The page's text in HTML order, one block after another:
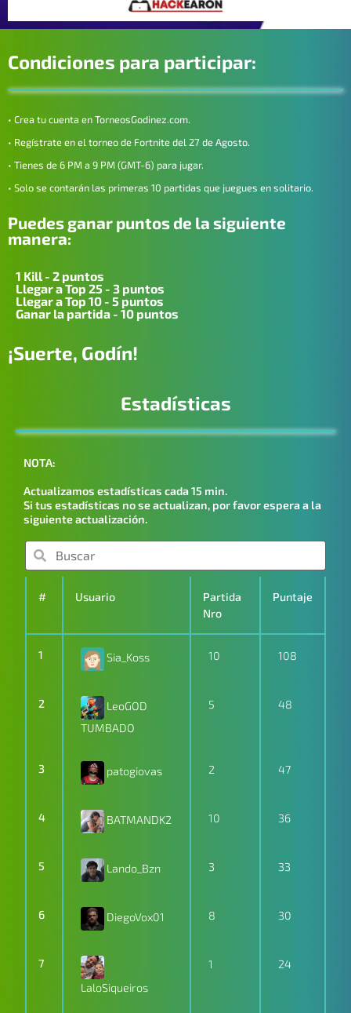
Condiciones para participar:
• Crea tu cuenta en TorneosGodinez.com.
• Regístrate en el torneo de Fortnite del 27 de Agosto.
• Tienes de 6 PM a 9 PM (GMT-6) para jugar.
• Solo se contarán las primeras 10 partidas que juegues en solitario.
Puedes ganar puntos de la siguiente
manera:
1 Kill - 2 puntos
Llegar a Top 25 - 3 puntos
Llegar a Top 10 - 5 puntos
Ganar la partida - 10 puntos
¡Suerte, Godín!
Estadísticas
NOTA:
Actualizamos estadísticas cada 15 min.
Si tus estadísticas no se actualizan, por favor espera a la
siguiente actualización.
# Usuario
Partida
Nro
Puntaje
1 Sia_Koss 10 108
2
LeoGOD
TUMBADO
5 48
3 patogiovas 2 47
4 BATMANDK2 10 36
5 Lando_Bzn 3 33
6 DiegoVox01 8 30
7
LaloSiqueiros
1 24